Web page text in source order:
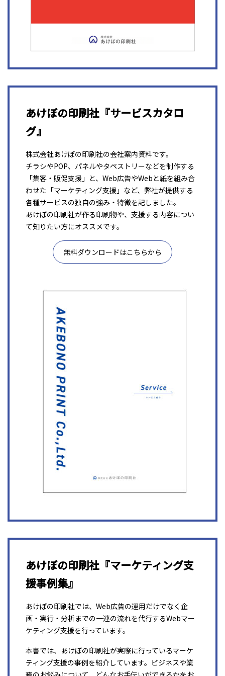
あけぼの印刷社『サービスカタロ
グ』
株式会社あけぼの印刷社の会社案内資料です。
チラシやPOP、パネルやタペストリーなどを制作する
「集客・販促支援」と、Web広告やWebと紙を組み合
わせた「マーケティング支援」など、弊社が提供する
各種サービスの独自の強み・特徴を記しました。
あけぼの印刷社が作る印刷物や、支援する内容につい
て知りたい方にオススメです。
無料ダウンロードはこちらから
あけぼの印刷社『マーケティング支
援事例集』
あけぼの印刷社では、Web広告の運用だけでなく企
画・実行・分析までの一連の流れを代行するWebマー
ケティング支援を行っています。
本書では、あけぼの印刷社が実際に行っているマーケ
ティング支援の事例を紹介しています。ビジネスや業